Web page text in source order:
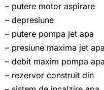
– putere motor
– depresiune
– putere pompa
– presiune maxima
– debit maxim
– rezervor